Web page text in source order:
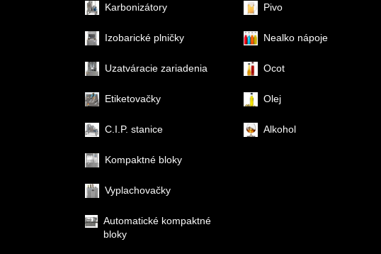
Karbonizátory
Izobarické plničky
Uzatváracie zariadenia
Etiketovačky
C.I.P. stanice
Kompaktné bloky
Vyplachovačky
Automatické kompaktné
bloky
Pivo
Nealko nápoje
Ocot
Olej
Alkohol